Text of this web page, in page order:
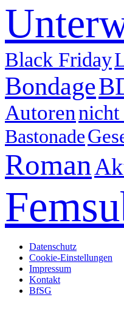
Black Friday
Bondage
Autorennicht
Bastonade
Roman
Datenschutz
Cookie-Einstellungen
Impressum
Kontakt
BfSG